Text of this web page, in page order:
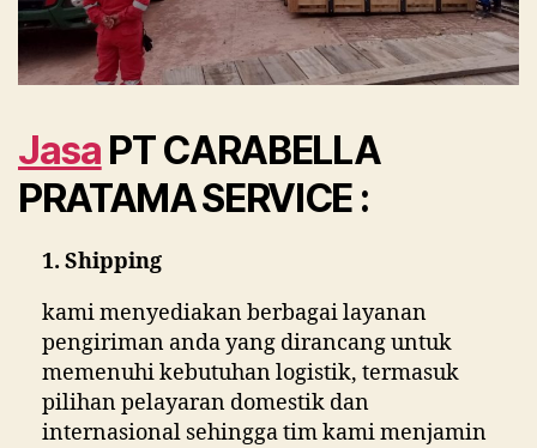
Jasa PT CARABELLA
PRATAMA SERVICE :
1. Shipping
kami menyediakan berbagai layanan
pengiriman anda yang dirancang untuk
memenuhi kebutuhan logistik, termasuk
pilihan pelayaran domestik dan
internasional sehingga tim kami menjamin